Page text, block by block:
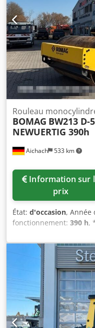
et contrôlées pour leur
Contactez-nous et nous
Dodpfx Aszblcrji Deck
néerlandais, anglais,
russe. Découvrez notre
Aichach 533 km
Rouleau
BOMAG BW213
NEWUERTIG 390h
prix
État: d'occasion, Année
fonctionnement: 390 h,
213 D-5 * Année : 2022
800 kg Dodjyr U Tnepfx
Climatisation * Pneus :